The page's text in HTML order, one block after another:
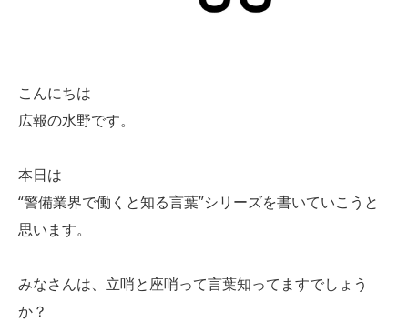
こんにちは
広報の水野です。
本日は
“警備業界で働くと知る言葉”シリーズを書いていこうと
思います。
みなさんは、立哨と座哨って言葉知ってますでしょう
か？